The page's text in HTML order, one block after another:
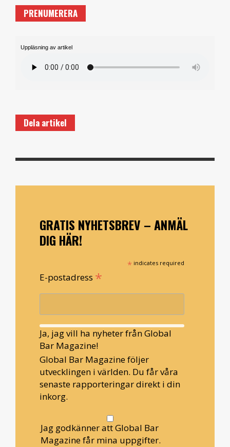
PRENUMERERA
Uppläsning av artikel
Dela artikel
GRATIS NYHETSBREV – ANMÄL
DIG HÄR!
* indicates required
E-postadress *
Ja, jag vill ha nyheter från Global
Bar Magazine!
Global Bar Magazine följer
utvecklingen i världen. Du får våra
senaste rapporteringar direkt i din
inkorg.
Jag godkänner att Global Bar
Magazine får mina uppgifter.